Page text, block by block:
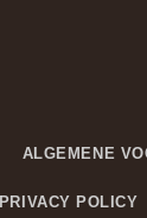
ALGEMENE
PRIVACY POLICY